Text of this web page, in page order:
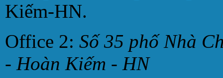
Kiếm-HN.
Office 2: Số 35 phố Nhà
- Hoàn Kiếm - HN